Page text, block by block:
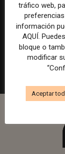
en Watif
Madrid Watif
tráfico web,
información
AQUÍ.
bloque o
modificar
Aceptar